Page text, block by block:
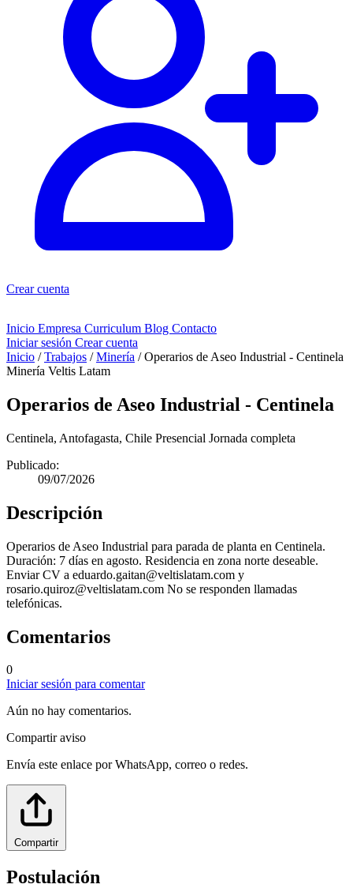
Crear cuenta
Inicio Empresa Curriculum Blog Contacto
Iniciar sesión Crear cuenta
Inicio / Trabajos / Minería / Operarios de Aseo Industrial - Centinela
Minería Veltis Latam
Operarios de Aseo Industrial - Centinela
Centinela, Antofagasta, Chile Presencial Jornada completa
Publicado:
09/07/2026
Descripción
Operarios de Aseo Industrial para parada de planta en Centinela.
Duración: 7 días en agosto. Residencia en zona norte deseable.
Enviar CV a eduardo.gaitan@veltislatam.com y
rosario.quiroz@veltislatam.com No se responden llamadas
telefónicas.
Comentarios
0
Iniciar sesión para comentar
Aún no hay comentarios.
Compartir aviso
Envía este enlace por WhatsApp, correo o redes.
Compartir
Postulación